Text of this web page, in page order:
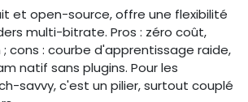
et open-source, offre une flexibilité
multi-bitrate. Pros : zéro coût,
cons : courbe d'apprentissage raide,
natif sans plugins. Pour les
savvy, c'est un pilier, surtout couplé